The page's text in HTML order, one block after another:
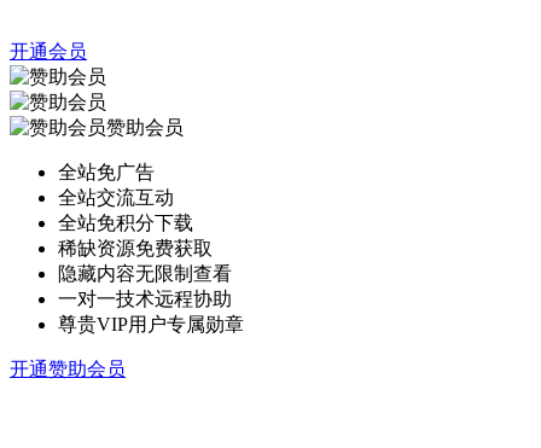
开通会员
赞助会员
全站免广告
全站交流互动
全站免积分下载
稀缺资源免费获取
隐藏内容无限制查看
一对一技术远程协助
尊贵VIP用户专属勋章
开通赞助会员